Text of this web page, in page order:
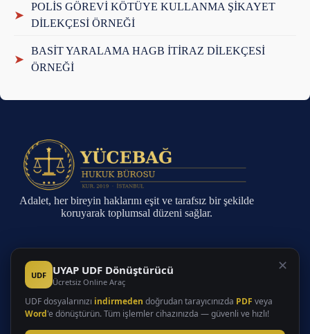
➤
POLİS GÖREVİ KÖTÜYE KULLANMA ŞİKAYET
DİLEKÇESİ ÖRNEĞİ
➤
BASİT YARALAMA HAGB İTİRAZ DİLEKÇESİ
ÖRNEĞİ
Adalet, her bireyin haklarını eşit ve tarafsız bir şekilde
koruyarak toplumsal düzeni sağlar.
Faaliyet Alanları
Hakkında
İletişim
✕
UDF UYAP UDF Dönüştürücü
Ücretsiz Online Araç
UDF dosyalarınızı indirmeden doğrudan tarayıcınızda PDF veya
Word'e dönüştürün. Tüm işlemler cihazınızda — güvenli ve hızlı!